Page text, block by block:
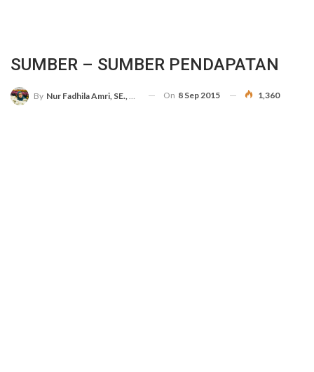
SUMBER – SUMBER PENDAPATAN
By Nur Fadhila Amri, SE., Ak., M.Si On 8 Sep 2015 1,360